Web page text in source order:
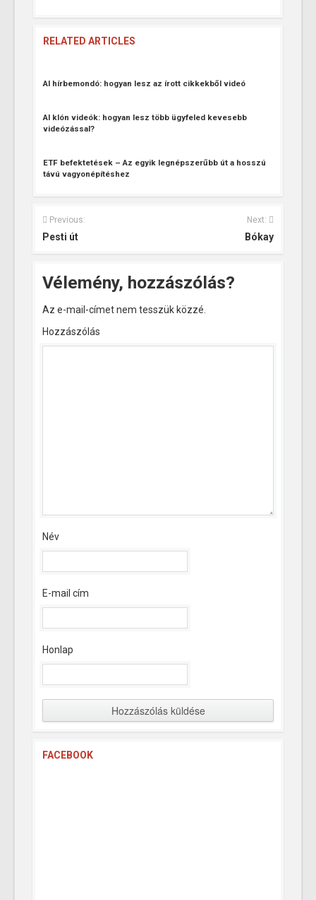
RELATED ARTICLES
AI hírbemondó: hogyan lesz az írott cikkekből videó
AI klón videók: hogyan lesz több ügyfeled kevesebb
videózással?
ETF befektetések – Az egyik legnépszerűbb út a hosszú
távú vagyonépítéshez
Previous:
Pesti út
Next:
Bókay
Vélemény, hozzászólás?
Az e-mail-címet nem tesszük közzé.
Hozzászólás
Név
E-mail cím
Honlap
FACEBOOK